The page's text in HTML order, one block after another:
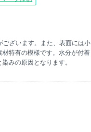
ざいます。また、表面には
特有の模様です。水分が付
みの原因となります。